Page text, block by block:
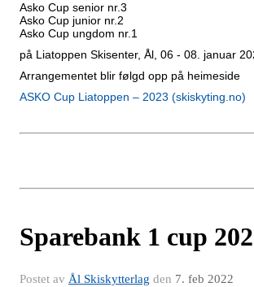
Asko Cup senior nr.3
Asko Cup junior nr.2
Asko Cup ungdom nr.1
på Liatoppen Skisenter, Ål, 06 - 08. januar
Arrangementet blir følgd opp på heimeside
ASKO Cup Liatoppen – 2023 (skiskyting.no)
Sparebank 1 cup
Postet av Ål Skiskytterlag den 7. feb 2022